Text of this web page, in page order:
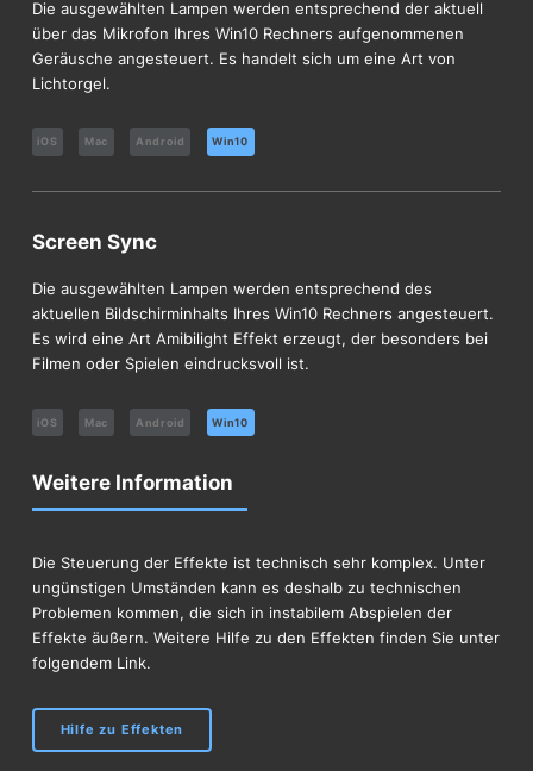
Die ausgewählten Lampen werden entsprechend der aktuell
über das Mikrofon Ihres Win10 Rechners aufgenommenen
Geräusche angesteuert. Es handelt sich um eine Art von
Lichtorgel.
iOS Mac Android Win10
Screen Sync
Die ausgewählten Lampen werden entsprechend des
aktuellen Bildschirminhalts Ihres Win10 Rechners angesteuert.
Es wird eine Art Amibilight Effekt erzeugt, der besonders bei
Filmen oder Spielen eindrucksvoll ist.
iOS Mac Android Win10
Weitere Information
Die Steuerung der Effekte ist technisch sehr komplex. Unter
ungünstigen Umständen kann es deshalb zu technischen
Problemen kommen, die sich in instabilem Abspielen der
Effekte äußern. Weitere Hilfe zu den Effekten finden Sie unter
folgendem Link.
Hilfe zu Effekten